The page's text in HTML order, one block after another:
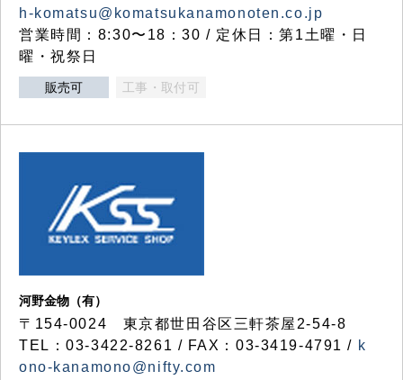
h-komatsu@komatsukanamonoten.co.jp
営業時間：8:30〜18：30 / 定休日：第1土曜・日
曜・祝祭日
販売可 工事・取付可
河野金物（有）
〒154-0024 東京都世田谷区三軒茶屋2-54-8
TEL：03-3422-8261 / FAX：03-3419-4791 / k
ono-kanamono@nifty.com